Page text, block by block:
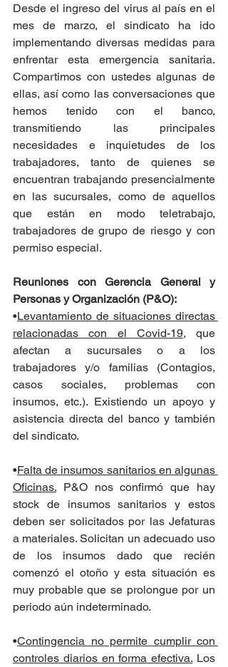
Desde el ingreso del virus al país en el
mes de marzo, el sindicato ha ido
implementando diversas medidas para
enfrentar esta emergencia sanitaria.
Compartimos con ustedes algunas de
ellas, así como las conversaciones que
hemos tenido con el banco,
transmitiendo las principales
necesidades e inquietudes de los
trabajadores, tanto de quienes se
encuentran trabajando presencialmente
en las sucursales, como de aquellos
que están en modo teletrabajo,
trabajadores de grupo de riesgo y con
permiso especial.
Reuniones con Gerencia General y
Personas y Organización (P&O):
•Levantamiento de situaciones directas
relacionadas con el Covid-19, que
afectan a sucursales o a los
trabajadores y/o familias (Contagios,
casos sociales, problemas con
insumos, etc.). Existiendo un apoyo y
asistencia directa del banco y también
del sindicato.
•Falta de insumos sanitarios en algunas
Oficinas. P&O nos confirmó que hay
stock de insumos sanitarios y estos
deben ser solicitados por las Jefaturas
a materiales. Solicitan un adecuado uso
de los insumos dado que recién
comenzó el otoño y esta situación es
muy probable que se prolongue por un
periodo aún indeterminado.
•Contingencia no permite cumplir con
controles diarios en forma efectiva. Los